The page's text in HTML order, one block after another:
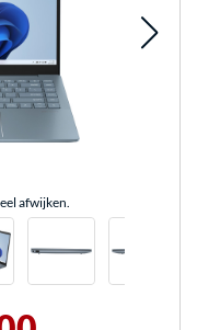
afwijken.